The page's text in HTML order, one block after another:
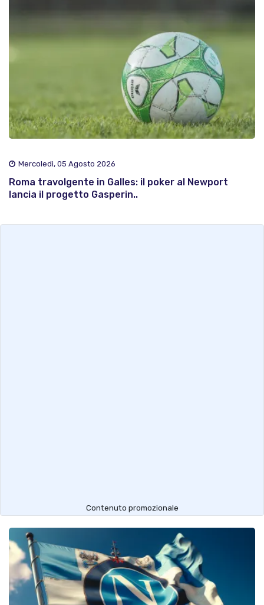
Mercoledì, 05 Agosto 2026
Roma travolgente in Galles: il poker al Newport
lancia il progetto Gasperin..
Contenuto promozionale